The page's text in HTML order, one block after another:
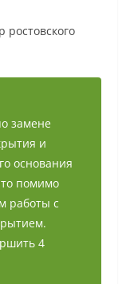
ростовского
замене
и
основания
помимо
работы с
4